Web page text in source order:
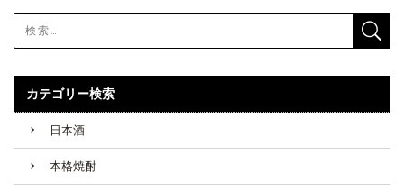
カテゴリー検索
日本酒
本格焼酎